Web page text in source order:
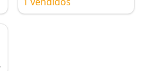
cinceles para madera,